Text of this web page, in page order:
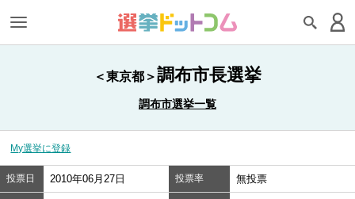
＜東京都＞調布市長選挙
調布市選挙一覧
My選挙に登録
投票日 2010年06月27日 投票率 無投票